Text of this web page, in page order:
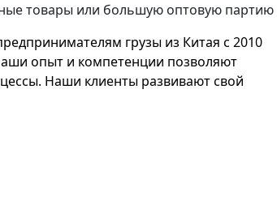
товары или большую оптовую партию
грузы из Китая с 2010
опыт и компетенции позволяют
Наши клиенты развивают свой